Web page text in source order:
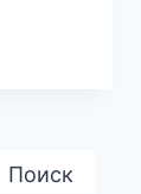
Поиск